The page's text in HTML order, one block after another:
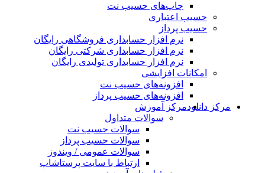
چاپ‌های حسیب نت
حسیب اعتباری
حسیب پرداز
نرم افزار حسابداری فروشگاهی رایگان
نرم افزار حسابداری شرکتی رایگان
نرم افزار حسابداری تولیدی رایگان
امکانات افزایشی
افزونه‌های حسیب نت
افزونه‌های حسیب پرداز
دانلود مرکز آموزش
سوالات متداول
سوالات حسیب نت
سوالات حسیب پرداز
سوالات عمومی / ویندوز
ارتباط با سایت پرستاشاپ